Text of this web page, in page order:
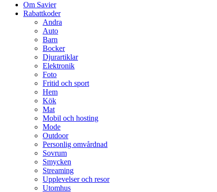
Om Savier
Rabattkoder
Andra
Auto
Barn
Bocker
Djurartiklar
Elektronik
Foto
Fritid och sport
Hem
Kök
Mat
Mobil och hosting
Mode
Outdoor
Personlig omvårdnad
Sovrum
Smycken
Streaming
Upplevelser och resor
Utomhus